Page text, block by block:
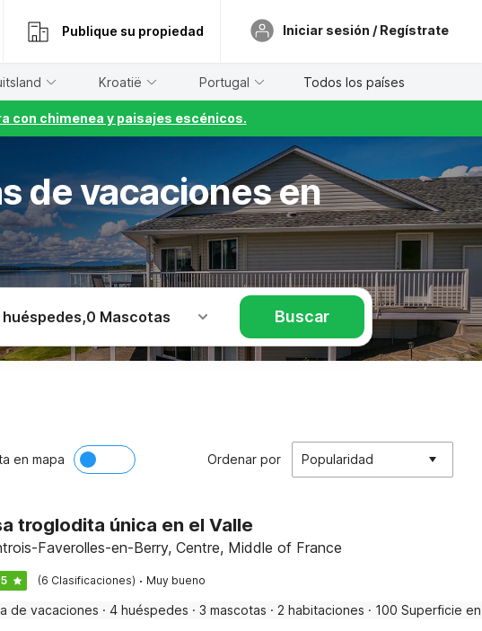
Publique su propiedad Iniciar sesión / Regístrate
Kroatië Portugal Todos los países
con chimenea y paisajes escénicos.
de vacaciones en
huéspedes,0 Mascotas Buscar
en mapa Ordenar por Popularidad
troglodita única en el Valle
Faverolles-en-Berry, Centre, Middle of France
(6 Clasificaciones) · Muy bueno
de vacaciones · 4 huéspedes · 3 mascotas · 2 habitaciones · 100 Superficie en